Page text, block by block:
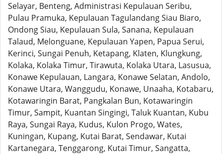
Selayar, Benteng, Administrasi Kepulauan Seribu,
Pulau Pramuka, Kepulauan Tagulandang Siau Biaro,
Ondong Siau, Kepulauan Sula, Sanana, Kepulauan
Talaud, Melonguane, Kepulauan Yapen, Papua Serui,
Kerinci, Sungai Penuh, Ketapang, Klaten, Klungkung,
Kolaka, Kolaka Timur, Tirawuta, Kolaka Utara, Lasusua,
Konawe Kepulauan, Langara, Konawe Selatan, Andolo,
Konawe Utara, Wanggudu, Konawe, Unaaha, Kotabaru,
Kotawaringin Barat, Pangkalan Bun, Kotawaringin
Timur, Sampit, Kuantan Singingi, Taluk Kuantan, Kubu
Raya, Sungai Raya, Kudus, Kulon Progo, Wates,
Kuningan, Kupang, Kutai Barat, Sendawar, Kutai
Kartanegara, Tenggarong, Kutai Timur, Sangatta,